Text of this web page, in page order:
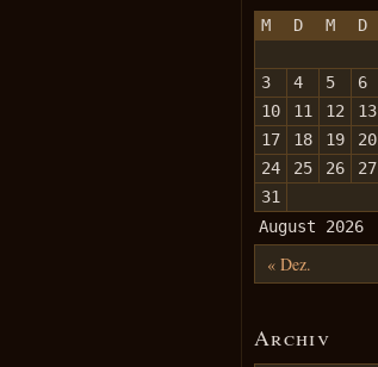
August 2026
M D M D
3
4 5 6
10
11 12 13
17
18 19 20
24
25 26 27
31
« Dez.
Archiv